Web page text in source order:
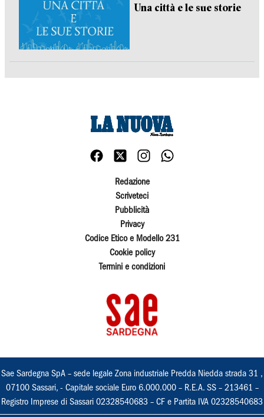
Una città e le sue storie
Redazione
Scriveteci
Pubblicità
Privacy
Codice Etico e Modello 231
Cookie policy
Termini e condizioni
Sae Sardegna SpA – sede legale Zona industriale Predda Niedda strada 31 ,
07100 Sassari, - Capitale sociale Euro 6.000.000 – R.E.A. SS – 213461 –
Registro Imprese di Sassari 02328540683 – CF e Partita IVA 02328540683